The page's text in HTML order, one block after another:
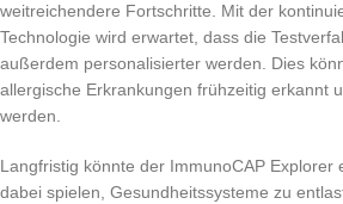
weitreichendere Fortschritte. Mit der
Technologie wird erwartet, dass die
außerdem personalisierter werden. Dies
allergische Erkrankungen frühzeitig erkannt
werden.
Langfristig könnte der ImmunoCAP Explorer
dabei spielen, Gesundheitssysteme zu